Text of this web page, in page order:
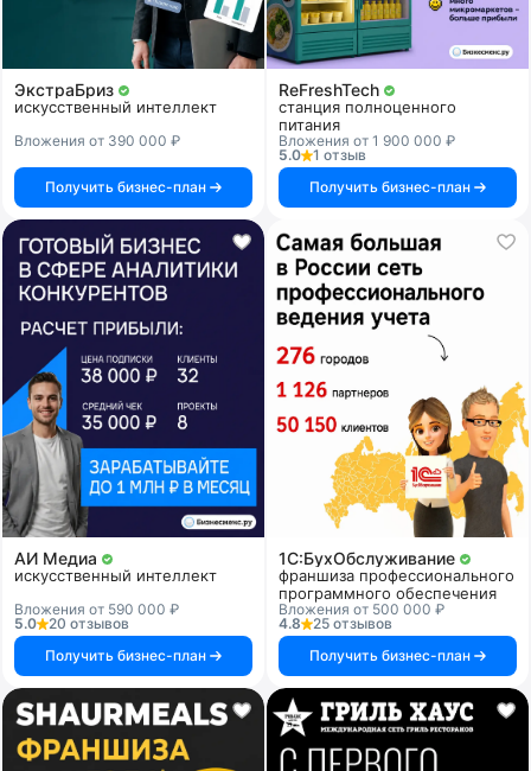
ЭкстраБриз
искусственный интеллект
Вложения от 390 000 ₽
Получить бизнес-план
ReFreshTech
станция полноценного
питания
Вложения от 1 900 000 ₽
5.0
1 отзыв
Получить бизнес-план
АИ Медиа
искусственный интеллект
Вложения от 590 000 ₽
5.0
20 отзывов
Получить бизнес-план
1C:БухОбслуживание
франшиза профессионального
программного обеспечения
Вложения от 500 000 ₽
4.8
25 отзывов
Получить бизнес-план